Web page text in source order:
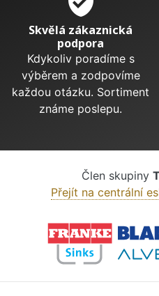
Skvělá zákaznická
podpora
Kdykoliv poradíme s
výběrem a zodpovíme
každou otázku. Sortiment
známe poslepu.
Člen skupiny
Přejít na centrální